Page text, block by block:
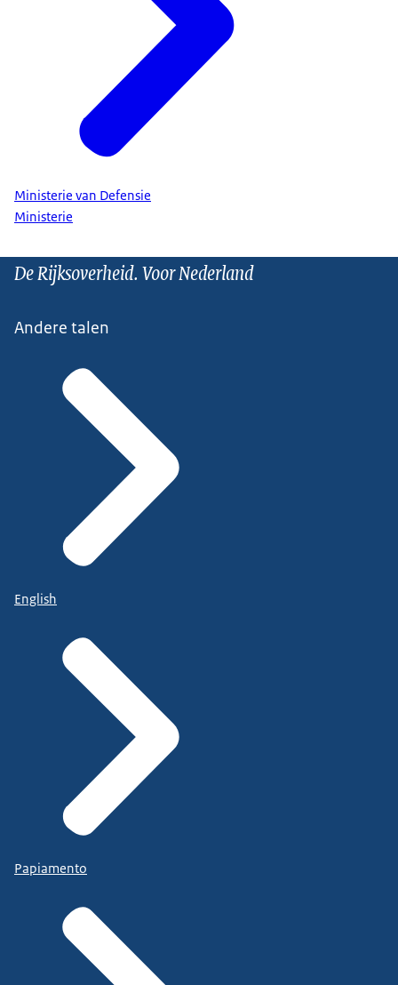
Ministerie van Defensie
Ministerie
De Rijksoverheid. Voor Nederland
Andere talen
English
Papiamento